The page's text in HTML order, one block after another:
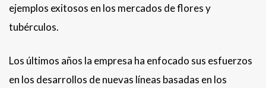
ejemplos exitosos en los mercados de flores y
tubérculos.
Los últimos años la empresa ha enfocado sus esfuerzos
en los desarrollos de nuevas líneas basadas en los